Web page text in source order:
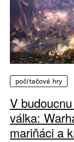
počítačové hry
V
válka:
mariňáci a